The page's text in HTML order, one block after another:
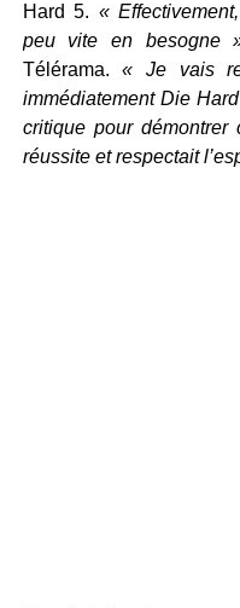
Hard 5. «
peu vite en besogne
Télérama.« Je vais
immédiatement Die
critique pour
réussite et respectait